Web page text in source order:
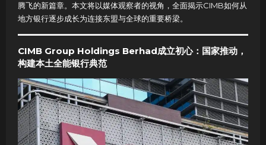
腾飞的新篇章。本文将以媒体观察者的视角，全面揭示CIMB如何从
地方银行逐步成长为连接东盟与全球的重要桥梁。
CIMB Group Holdings Berhad成立初心：国家推动，
构建本土全能银行典范